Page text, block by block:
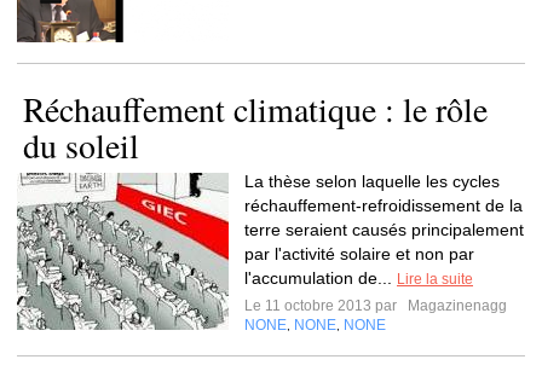
Réchauffement climatique : le rôle
du soleil
La thèse selon laquelle les cycles
réchauffement-refroidissement de la
terre seraient causés principalement
par l'activité solaire et non par
l'accumulation de...
Lire la suite
Le 11 octobre 2013 par
Magazinenagg
NONE NONE NONE